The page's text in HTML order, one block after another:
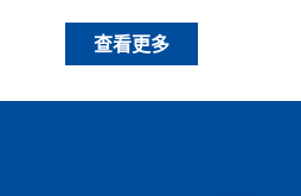
查看更多